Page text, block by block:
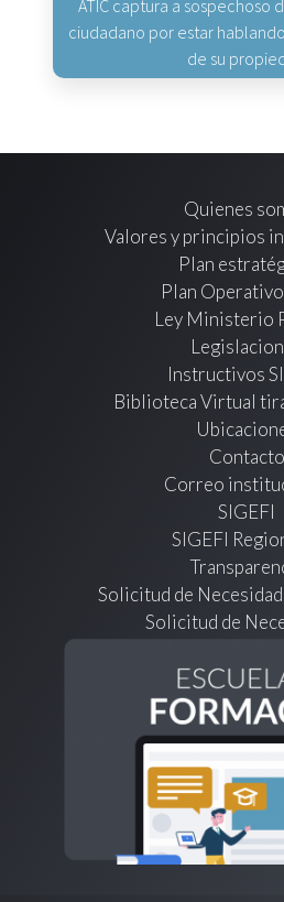
ATIC captura a sospechoso
ciudadano por estar
de su
Quienes
Valores y principios
Plan
Plan
Ley Ministerio
Instructivos
Biblioteca Virtual
Contacto
Correo
SIGEFI
SIGEFI
Solicitud de
Solicitud de